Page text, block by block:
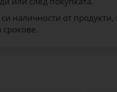
наличности от
срокове.